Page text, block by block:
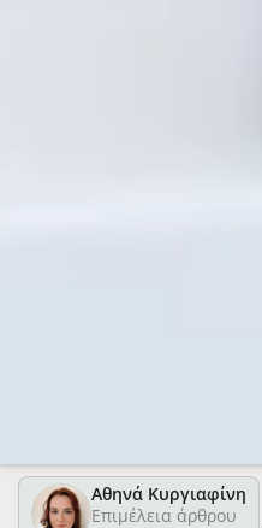
Αθηνά Κυργιαφίνη
Επιμέλεια άρθρου